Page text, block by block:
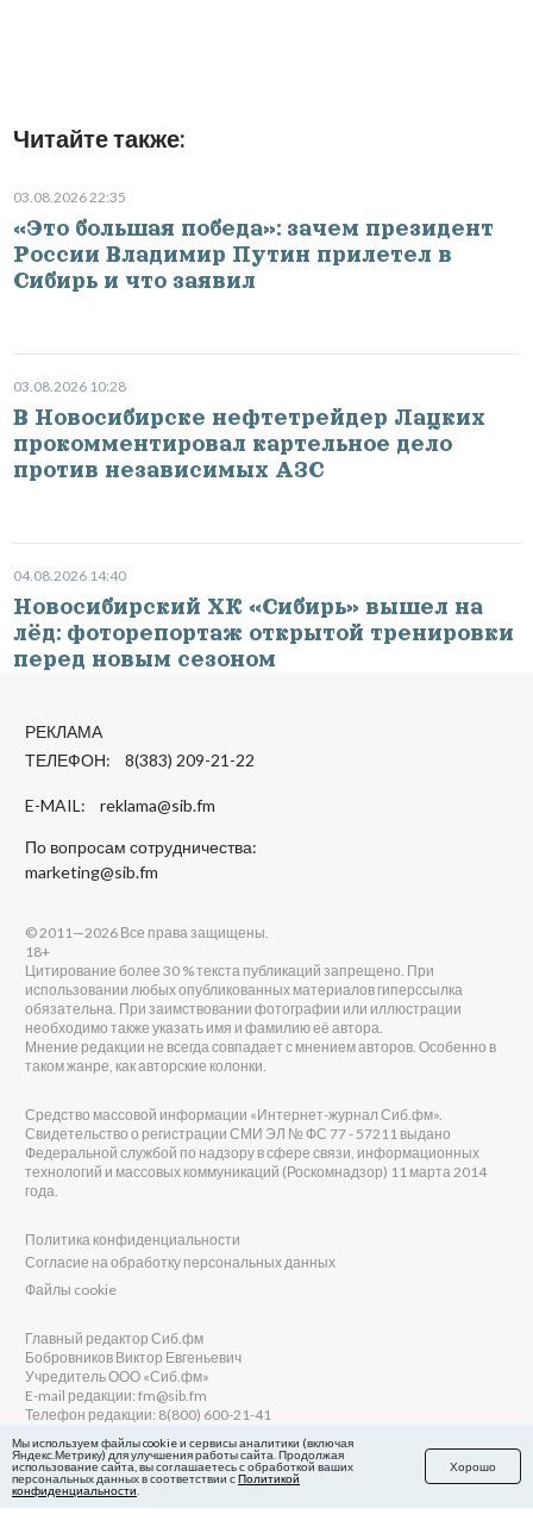
Читайте также:
03.08.2026 22:35
«Это большая победа»: зачем президент
России Владимир Путин прилетел в
Сибирь и что заявил
03.08.2026 10:28
В Новосибирске нефтетрейдер Лацких
прокомментировал картельное дело
против независимых АЗС
04.08.2026 14:40
Новосибирский ХК «Сибирь» вышел на
лёд: фоторепортаж открытой тренировки
перед новым сезоном
РЕКЛАМА
ТЕЛЕФОН: 8(383) 209-21-22
E-MAIL: reklama@sib.fm
По вопросам сотрудничества:
marketing@sib.fm
© 2011—2026 Все права защищены.
18+
Цитирование более 30 % текста публикаций запрещено. При
использовании любых опубликованных материалов гиперссылка
обязательна. При заимствовании фотографии или иллюстрации
необходимо также указать имя и фамилию её автора.
Мнение редакции не всегда совпадает с мнением авторов. Особенно в
таком жанре, как авторские колонки.
Средство массовой информации «Интернет-журнал Сиб.фм».
Свидетельство о регистрации СМИ ЭЛ № ФС 77 - 57211 выдано
Федеральной службой по надзору в сфере связи, информационных
технологий и массовых коммуникаций (Роскомнадзор) 11 марта 2014
года.
Политика конфиденциальности
Согласие на обработку персональных данных
Файлы cookie
Главный редактор Сиб.фм
Бобровников Виктор Евгеньевич
Учредитель ООО «Сиб.фм»
E-mail редакции: fm@sib.fm
Телефон редакции: 8(800) 600-21-41
Сайт разработан и поддерживается Технодзен
Мы используем файлы cookie и сервисы аналитики (включая
Яндекс.Метрику) для улучшения работы сайта. Продолжая
использование сайта, вы соглашаетесь с обработкой ваших
персональных данных в соответствии сПолитикой
конфиденциальности
Хорошо